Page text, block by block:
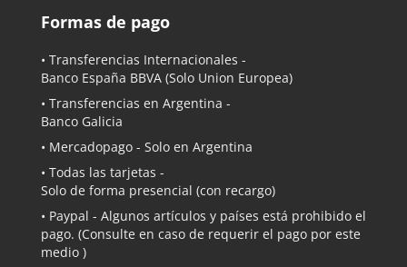
Formas de pago
• Transferencias Internacionales -
Banco España BBVA (Solo Union Europea)
• Transferencias en Argentina -
Banco Galicia
• Mercadopago - Solo en Argentina
• Todas las tarjetas -
Solo de forma presencial (con recargo)
• Paypal - Algunos artículos y países está prohibido el
pago. (Consulte en caso de requerir el pago por este
medio )